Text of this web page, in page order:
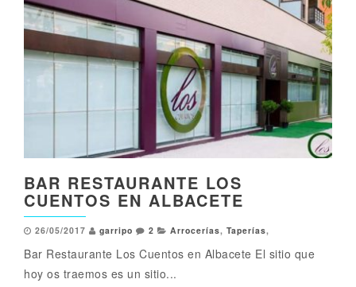
BAR RESTAURANTE LOS
CUENTOS EN ALBACETE
26/05/2017 garripo 2 Arrocerías, Taperías,
Bar Restaurante Los Cuentos en Albacete El sitio que
hoy os traemos es un sitio...